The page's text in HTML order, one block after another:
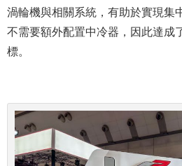
渦輪機與相關系統，有助於實現集
不需要額外配置中冷器，因此達成
標。